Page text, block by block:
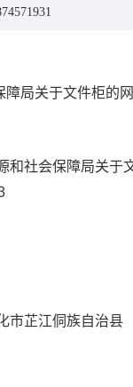
局关于文件柜的
和社会保障局关于
市芷江侗族自治县